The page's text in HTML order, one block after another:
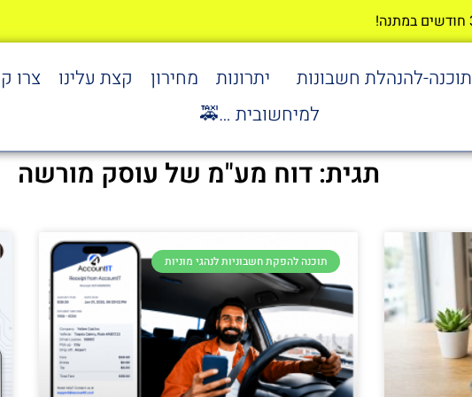
תוכנה-להנהלת חשבונות יתרונות מחירון קצת עלינו
צרו
למיחשובית …🚕
תגית: דוח מע"מ של עוסק מורשה
תוכנה להפקת חשבוניות לנהגי מוניות